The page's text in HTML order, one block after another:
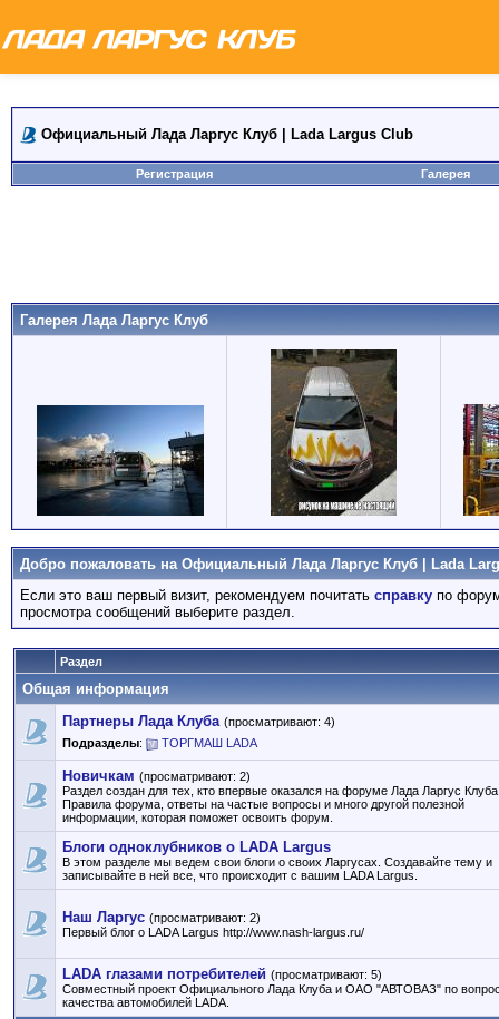
Официальный Лада Ларгус Клуб | Lada Largus Club
Регистрация Галерея
Галерея Лада Ларгус Клуб
Добро пожаловать на Официальный Лада Ларгус Клуб | Lada
Если это ваш первый визит, рекомендуем почитать справку по
просмотра сообщений выберите раздел.
Раздел
Общая информация
Партнеры Лада Клуба (просматривают: 4)
Подразделы: ТОРГМАШ LADA
Новичкам (просматривают: 2)
Раздел создан для тех, кто впервые оказался на форуме Лада Ларгус
Правила форума, ответы на частые вопросы и много другой полезной
информации, которая поможет освоить форум.
Блоги одноклубников о LADA Largus
В этом разделе мы ведем свои блоги о своих Ларгусах. Создавайте тему и
записывайте в ней все, что происходит с вашим LADA Largus.
Наш Ларгус (просматривают: 2)
Первый блог о LADA Largus http://www.nash-largus.ru/
LADA глазами потребителей (просматривают: 5)
Совместный проект Официального Лада Клуба и ОАО "АВТОВАЗ" по
качества автомобилей LADA.